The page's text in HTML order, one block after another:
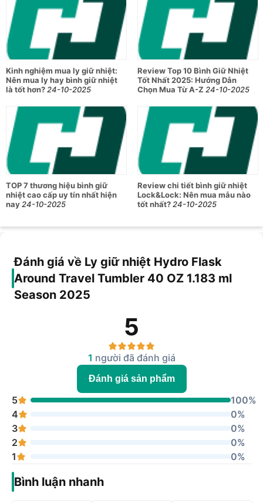
Kinh nghiệm mua ly giữ nhiệt:
Nên mua ly hay bình giữ nhiệt
là tốt hơn?24-10-2025
Review Top 10 Bình Giữ Nhiệt
Tốt Nhất 2025: Hướng Dẫn
Chọn Mua Từ A-Z 24-10-2025
TOP 7 thương hiệu bình giữ
nhiệt cao cấp uy tín nhất hiện
nay24-10-2025
Review chi tiết bình giữ nhiệt
Lock&Lock: Nên mua mẫu nào
tốt nhất?24-10-2025
Đánh giá về Ly giữ nhiệt Hydro Flask
Around Travel Tumbler 40 OZ 1.183 ml
Season 2025
5
1 người đã đánh giá
Đánh giá sản phẩm
5
100%
4
0%
3
0%
2
0%
1
0%
Bình luận nhanh